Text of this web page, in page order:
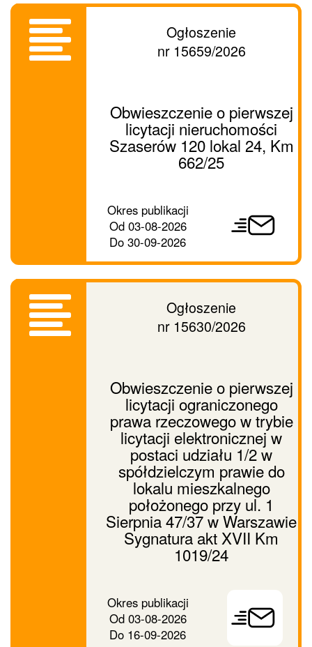
Ogłoszenie
nr 15659/2026
Obwieszczenie o pierwszej
licytacji nieruchomości
Szaserów 120 lokal 24, Km
662/25
Okres publikacji
Od03-08-2026
Do 30-09-2026
ogłoszenie
dalej
Ogłoszenie
nr 15630/2026
Obwieszczenie o pierwszej
licytacji ograniczonego
prawa rzeczowego w trybie
licytacji elektronicznej w
postaci udziału 1/2 w
spółdzielczym prawie do
lokalu mieszkalnego
położonego przy ul. 1
Sierpnia 47/37 w Warszawie
Sygnatura akt XVII Km
1019/24
Okres publikacji
Od03-08-2026
Do 16-09-2026
dalej